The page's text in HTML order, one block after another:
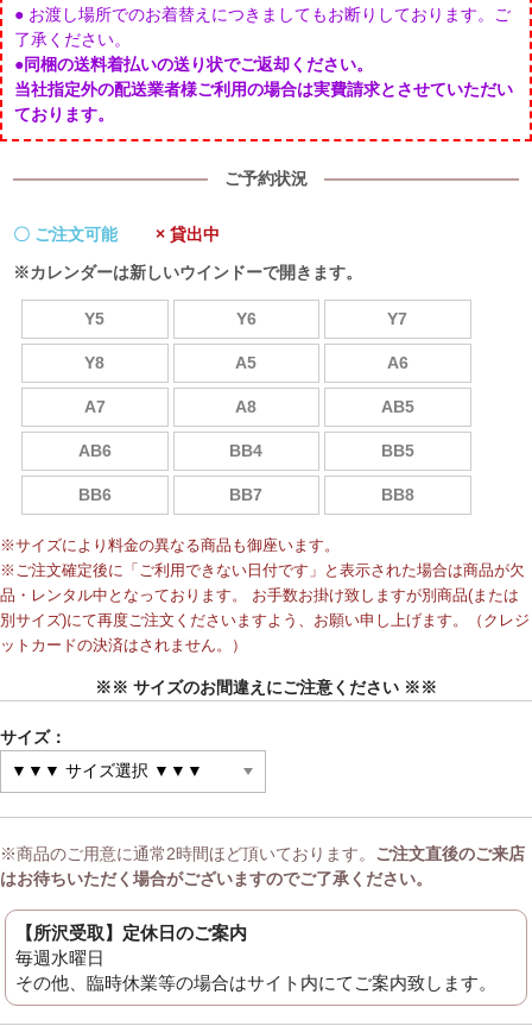
● お渡し場所でのお着替えにつきましてもお断りしております。ご
了承ください。
●同梱の送料着払いの送り状でご返却ください。
当社指定外の配送業者様ご利用の場合は実費請求とさせていただい
ております。
ご予約状況
〇 ご注文可能
× 貸出中
※カレンダーは新しいウインドーで開きます。
Y5 Y6 Y7
Y8 A5 A6
A7 A8 AB5
AB6 BB4 BB5
BB6 BB7 BB8
※サイズにより料金の異なる商品も御座います。
※ご注文確定後に「ご利用できない日付です」と表示された場合は商品が欠
品・レンタル中となっております。 お手数お掛け致しますが別商品(または
別サイズ)にて再度ご注文くださいますよう、お願い申し上げます。（クレジ
ットカードの決済はされません。）
※※ サイズのお間違えにご注意ください ※※
サイズ：
※商品のご用意に通常2時間ほど頂いております。 ご注文直後のご来店
はお待ちいただく場合がございますのでご了承ください。
【所沢受取】定休日のご案内
毎週水曜日
その他、臨時休業等の場合はサイト内にてご案内致します。